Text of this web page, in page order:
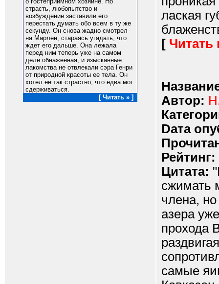
страсть, любопытство и
возбуждение заставили его
перестать думать обо всем в ту же
секунду. Он снова жадно смотрел
на Марлен, стараясь угадать, что
ждет его дальше. Она лежала
перед ним теперь уже на самом
деле обнаженная, и изысканные
лакомства не отвлекали сэра Генри
от природной красоты ее тела. Он
хотел ее так страстно, что едва мог
сдерживаться.
[ Читать » ]
лаская
[ Читать
Автор:
Dата
Рейтинг:
Цитата:
сжимать
члена, но
азера
прохода
самые